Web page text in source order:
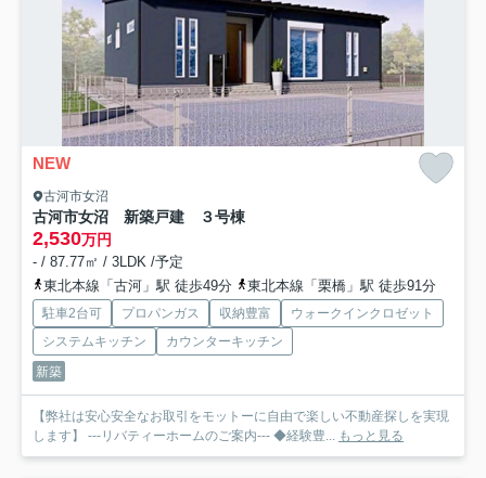
NEW
古河市女沼
古河市女沼 新築戸建 ３号棟
2,530万円
- / 87.77㎡ / 3LDK /予定
東北本線「古河」駅 徒歩49分
東北本線「栗橋」駅 徒歩91分
駐車2台可 プロパンガス 収納豊富
ウォークインクロゼット
システムキッチン
カウンターキッチン
新築
【弊社は安心安全なお取引をモットーに自由で楽しい不動産探しを実現
します】 ---リバティーホームのご案内--- ◆経験豊... もっと見る